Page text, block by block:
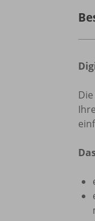
Die